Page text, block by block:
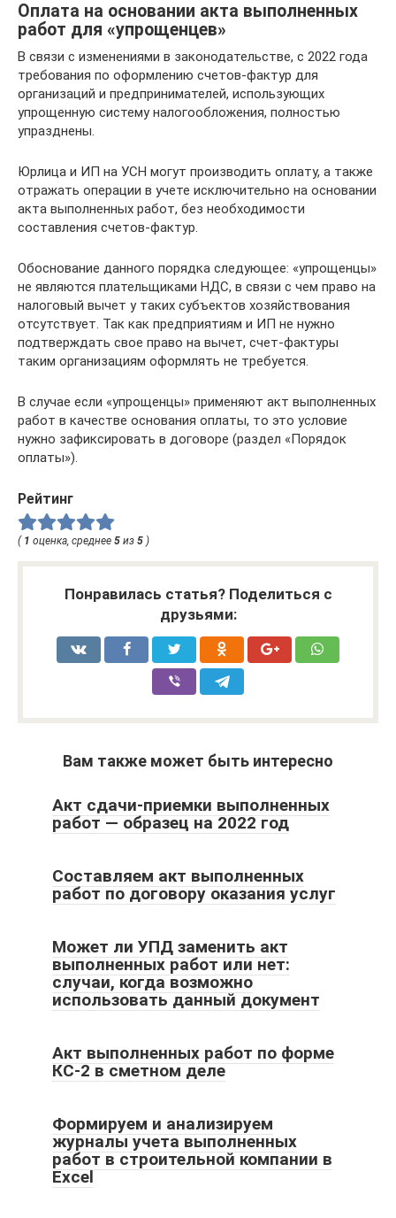
Оплата на основании акта выполненных
работ для «упрощенцев»
В связи с изменениями в законодательстве, с 2022 года
требования по оформлению счетов-фактур для
организаций и предпринимателей, использующих
упрощенную систему налогообложения, полностью
упразднены.
Юрлица и ИП на УСН могут производить оплату, а также
отражать операции в учете исключительно на основании
акта выполненных работ, без необходимости
составления счетов-фактур.
Обоснование данного порядка следующее: «упрощенцы»
не являются плательщиками НДС, в связи с чем право на
налоговый вычет у таких субъектов хозяйствования
отсутствует. Так как предприятиям и ИП не нужно
подтверждать свое право на вычет, счет-фактуры
таким организациям оформлять не требуется.
В случае если «упрощенцы» применяют акт выполненных
работ в качестве основания оплаты, то это условие
нужно зафиксировать в договоре (раздел «Порядок
оплаты»).
Рейтинг
( 1 оценка, среднее 5 из 5 )
Понравилась статья? Поделиться с
друзьями:
Вам также может быть интересно
Акт сдачи-приемки выполненных
работ — образец на 2022 год
Составляем акт выполненных
работ по договору оказания услуг
Может ли УПД заменить акт
выполненных работ или нет:
случаи, когда возможно
использовать данный документ
Акт выполненных работ по форме
КС-2 в сметном деле
Формируем и анализируем
журналы учета выполненных
работ в строительной компании в
Excel